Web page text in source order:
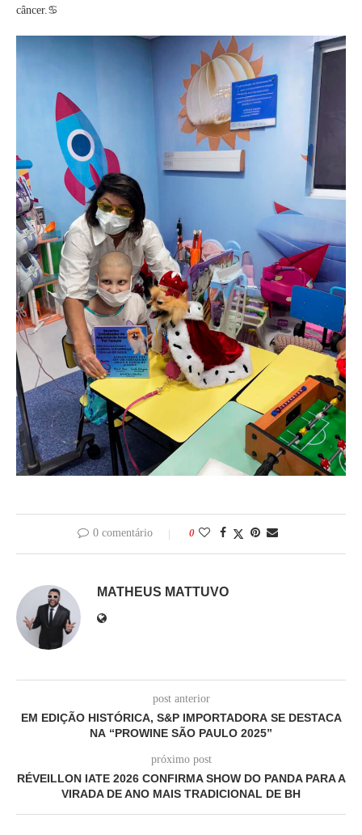
câncer.♋️
0 comentário 0
MATHEUS MATTUVO
post anterior
EM EDIÇÃO HISTÓRICA, S&P IMPORTADORA SE DESTACA
NA “PROWINE SÃO PAULO 2025”
próximo post
RÉVEILLON IATE 2026 CONFIRMA SHOW DO PANDA PARA A
VIRADA DE ANO MAIS TRADICIONAL DE BH